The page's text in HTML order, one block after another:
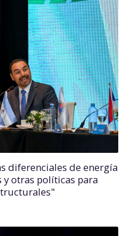
diferenciales de energía
y otras políticas para